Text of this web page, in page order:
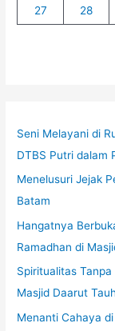
27 28
Seni Melayani di
DTBS Putri dalam
Menelusuri Jejak
Batam
Hangatnya
Ramadhan di
Spiritualitas
Masjid Daarut
Menanti Cahaya